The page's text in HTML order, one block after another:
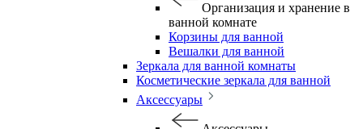
Организация и хранение в
ванной комнате
Корзины для ванной
Вешалки для ванной
Зеркала для ванной комнаты
Косметические зеркала для ванной
Аксессуары